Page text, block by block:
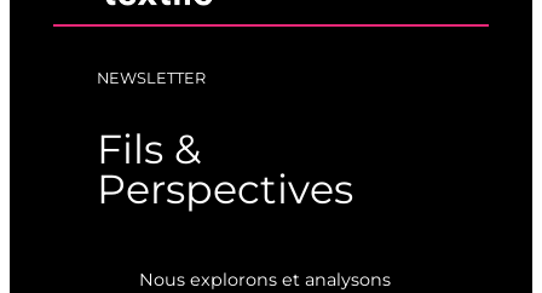
NEWSLETTER
Fils &
Perspectives
Nous explorons et analysons